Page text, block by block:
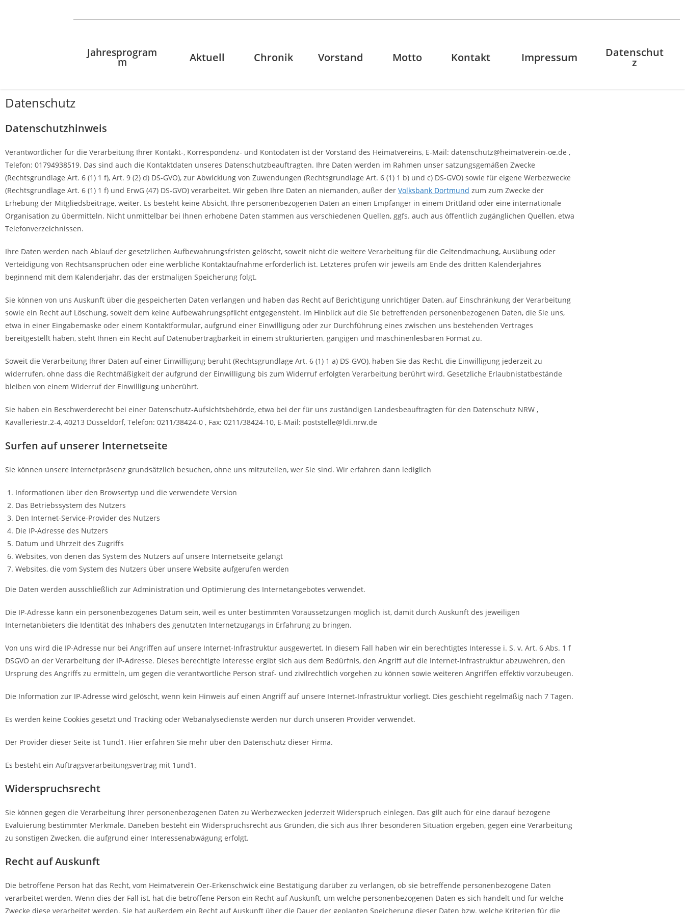
Jahresprogram
m Aktuell Chronik Vorstand Motto Kontakt Impressum Datenschut
z
Datenschutz
Datenschutzhinweis
Verantwortlicher für die Verarbeitung Ihrer Kontakt-, Korrespondenz- und Kontodaten ist der Vorstand des Heimatvereins, E-Mail: datenschutz@heimatverein-oe.de ,
Telefon: 01794938519. Das sind auch die Kontaktdaten unseres Datenschutzbeauftragten. Ihre Daten werden im Rahmen unser satzungsgemäßen Zwecke
(Rechtsgrundlage Art. 6 (1) 1 f), Art. 9 (2) d) DS-GVO), zur Abwicklung von Zuwendungen (Rechtsgrundlage Art. 6 (1) 1 b) und c) DS-GVO) sowie für eigene Werbezwecke
(Rechtsgrundlage Art. 6 (1) 1 f) und ErwG (47) DS-GVO) verarbeitet. Wir geben Ihre Daten an niemanden, außer der Volksbank Dortmund zum zum Zwecke der
Erhebung der Mitgliedsbeiträge, weiter. Es besteht keine Absicht, Ihre personenbezogenen Daten an einen Empfänger in einem Drittland oder eine internationale
Organisation zu übermitteln. Nicht unmittelbar bei Ihnen erhobene Daten stammen aus verschiedenen Quellen, ggfs. auch aus öffentlich zugänglichen Quellen, etwa
Telefonverzeichnissen.
Ihre Daten werden nach Ablauf der gesetzlichen Aufbewahrungsfristen gelöscht, soweit nicht die weitere Verarbeitung für die Geltendmachung, Ausübung oder
Verteidigung von Rechtsansprüchen oder eine werbliche Kontaktaufnahme erforderlich ist. Letzteres prüfen wir jeweils am Ende des dritten Kalenderjahres
beginnend mit dem Kalenderjahr, das der erstmaligen Speicherung folgt.
Sie können von uns Auskunft über die gespeicherten Daten verlangen und haben das Recht auf Berichtigung unrichtiger Daten, auf Einschränkung der Verarbeitung
sowie ein Recht auf Löschung, soweit dem keine Aufbewahrungspflicht entgegensteht. Im Hinblick auf die Sie betreffenden personenbezogenen Daten, die Sie uns,
etwa in einer Eingabemaske oder einem Kontaktformular, aufgrund einer Einwilligung oder zur Durchführung eines zwischen uns bestehenden Vertrages
bereitgestellt haben, steht Ihnen ein Recht auf Datenübertragbarkeit in einem strukturierten, gängigen und maschinenlesbaren Format zu.
Soweit die Verarbeitung Ihrer Daten auf einer Einwilligung beruht (Rechtsgrundlage Art. 6 (1) 1 a) DS-GVO), haben Sie das Recht, die Einwilligung jederzeit zu
widerrufen, ohne dass die Rechtmäßigkeit der aufgrund der Einwilligung bis zum Widerruf erfolgten Verarbeitung berührt wird. Gesetzliche Erlaubnistatbestände
bleiben von einem Widerruf der Einwilligung unberührt.
Sie haben ein Beschwerderecht bei einer Datenschutz-Aufsichtsbehörde, etwa bei der für uns zuständigen Landesbeauftragten für den Datenschutz NRW ,
Kavalleriestr.2-4, 40213 Düsseldorf, Telefon: 0211/38424-0 , Fax: 0211/38424-10, E-Mail: poststelle@ldi.nrw.de
Surfen auf unserer Internetseite
Sie können unsere Internetpräsenz grundsätzlich besuchen, ohne uns mitzuteilen, wer Sie sind. Wir erfahren dann lediglich
Informationen über den Browsertyp und die verwendete Version
Das Betriebssystem des Nutzers
Den Internet-Service-Provider des Nutzers
Die IP-Adresse des Nutzers
Datum und Uhrzeit des Zugriffs
Websites, von denen das System des Nutzers auf unsere Internetseite gelangt
Websites, die vom System des Nutzers über unsere Website aufgerufen werden
Die Daten werden ausschließlich zur Administration und Optimierung des Internetangebotes verwendet.
Die IP-Adresse kann ein personenbezogenes Datum sein, weil es unter bestimmten Voraussetzungen möglich ist, damit durch Auskunft des jeweiligen
Internetanbieters die Identität des Inhabers des genutzten Internetzugangs in Erfahrung zu bringen.
Von uns wird die IP-Adresse nur bei Angriffen auf unsere Internet-Infrastruktur ausgewertet. In diesem Fall haben wir ein berechtigtes Interesse i. S. v. Art. 6 Abs. 1 f
DSGVO an der Verarbeitung der IP-Adresse. Dieses berechtigte Interesse ergibt sich aus dem Bedürfnis, den Angriff auf die Internet-Infrastruktur abzuwehren, den
Ursprung des Angriffs zu ermitteln, um gegen die verantwortliche Person straf- und zivilrechtlich vorgehen zu können sowie weiteren Angriffen effektiv vorzubeugen.
Die Information zur IP-Adresse wird gelöscht, wenn kein Hinweis auf einen Angriff auf unsere Internet-Infrastruktur vorliegt. Dies geschieht regelmäßig nach 7 Tagen.
Es werden keine Cookies gesetzt und Tracking oder Webanalysedienste werden nur durch unseren Provider verwendet.
Der Provider dieser Seite ist 1und1. Hier erfahren Sie mehr über den Datenschutz dieser Firma.
Es besteht ein Auftragsverarbeitungsvertrag mit 1und1.
Widerspruchsrecht
Sie können gegen die Verarbeitung Ihrer personenbezogenen Daten zu Werbezwecken jederzeit Widerspruch einlegen. Das gilt auch für eine darauf bezogene
Evaluierung bestimmter Merkmale. Daneben besteht ein Widerspruchsrecht aus Gründen, die sich aus Ihrer besonderen Situation ergeben, gegen eine Verarbeitung
zu sonstigen Zwecken, die aufgrund einer Interessenabwägung erfolgt.
Recht auf Auskunft
Die betroffene Person hat das Recht, vom Heimatverein Oer-Erkenschwick eine Bestätigung darüber zu verlangen, ob sie betreffende personenbezogene Daten
verarbeitet werden. Wenn dies der Fall ist, hat die betroffene Person ein Recht auf Auskunft, um welche personenbezogenen Daten es sich handelt und für welche
Zwecke diese verarbeitet werden. Sie hat außerdem ein Recht auf Auskunft über die Dauer der geplanten Speicherung dieser Daten bzw. welche Kriterien für die